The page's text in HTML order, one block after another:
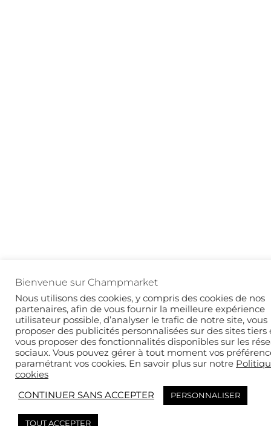
Bienvenue sur Champmarket
Nous utilisons des cookies, y compris des cookies de nos
partenaires, afin de vous fournir la meilleure expérience
utilisateur possible, d’analyser le trafic de notre site, vous
proposer des publicités personnalisées sur des sites tiers
vous proposer des fonctionnalités disponibles sur les
sociaux. Vous pouvez gérer à tout moment vos
paramétrant vos cookies. En savoir plus sur notre
cookies
CONTINUER SANS ACCEPTER
PERSONNALISER
TOUT ACCEPTER